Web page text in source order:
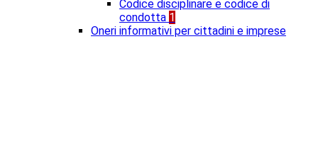
Codice disciplinare e codice di
condotta 1
Oneri informativi per cittadini e imprese